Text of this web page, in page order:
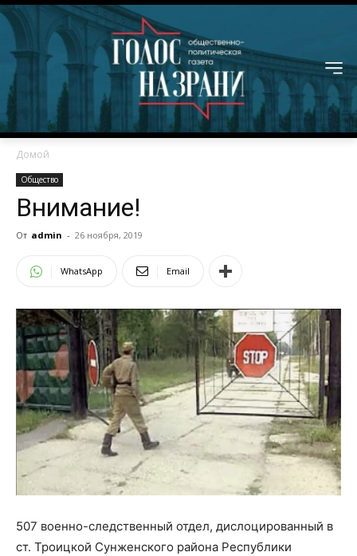
Домой
Общество
Внимание!
От admin - 26 ноября, 2019
WhatsApp Email
507 военно-следственный отдел, дислоцированный в
ст. Троицкой Сунженского района Республики